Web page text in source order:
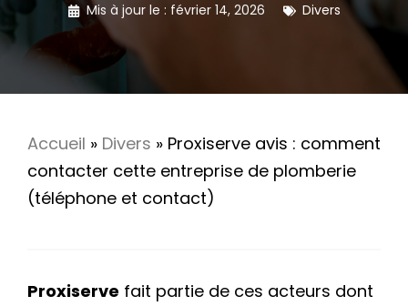
Mis à jour le : février 14, 2026 Divers
Accueil » Divers » Proxiserve avis : comment
contacter cette entreprise de plomberie
(téléphone et contact)
Proxiserve fait partie de ces acteurs dont